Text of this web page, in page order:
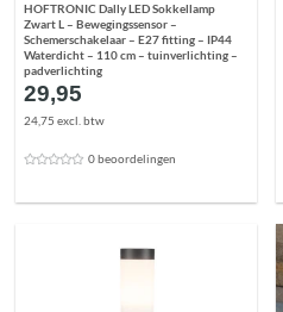
HOFTRONIC Dally LED Sokkellamp
Zwart L – Bewegingssensor –
Schemerschakelaar – E27 fitting – IP44
Waterdicht – 110 cm – tuinverlichting –
padverlichting
29,95
24,75 excl. btw
0 beoordelingen